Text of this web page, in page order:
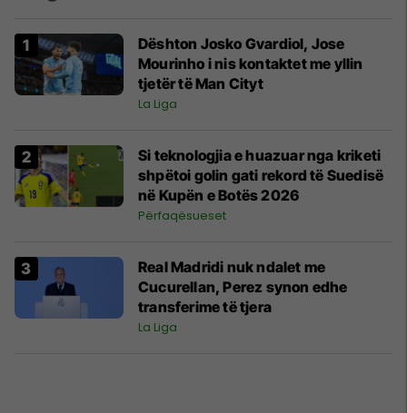
Dështon Josko Gvardiol, Jose
Mourinho i nis kontaktet me yllin
tjetër të Man Cityt
La Liga
Si teknologjia e huazuar nga kriketi
shpëtoi golin gati rekord të Suedisë
në Kupën e Botës 2026
Përfaqësueset
Real Madridi nuk ndalet me
Cucurellan, Perez synon edhe
transferime të tjera
La Liga